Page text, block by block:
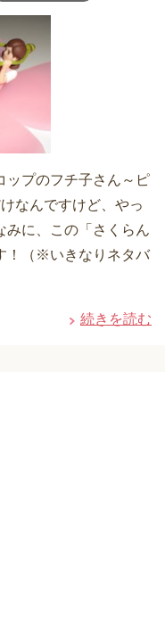
ップのフチ子さん～ピ
なんですけど、やっ
みに、この「さくらん
！（※いきなりネタバ
続きを読む